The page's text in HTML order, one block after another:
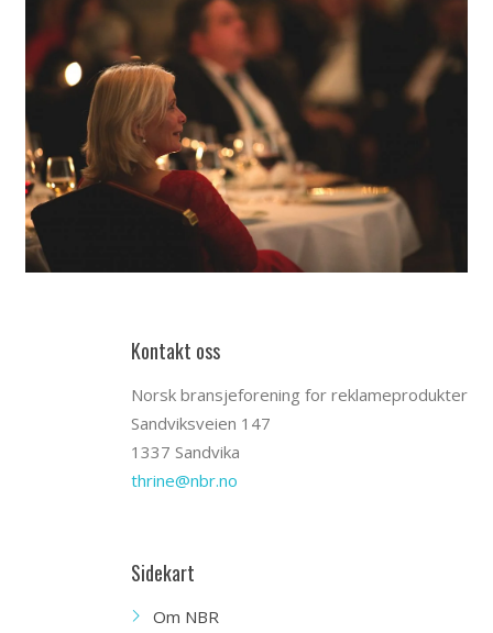
Kontakt oss
Norsk bransjeforening for reklameprodukter
Sandviksveien 147
1337 Sandvika
thrine@nbr.no
Sidekart
Om NBR